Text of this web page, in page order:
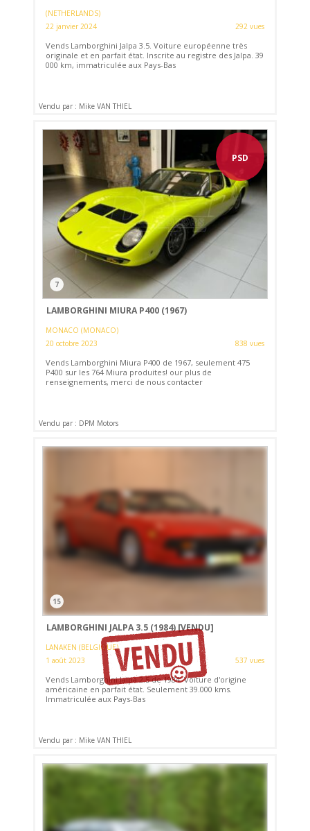
(NETHERLANDS)
22 janvier 2024
292 vues
Vends Lamborghini Jalpa 3.5. Voiture européenne très
originale et en parfait état. Inscrite au registre des Jalpa. 39
000 km, immatriculée aux Pays-Bas
Vendu par : Mike VAN THIEL
PSD
7
LAMBORGHINI MIURA P400 (1967)
MONACO (MONACO)
20 octobre 2023
838 vues
Vends Lamborghini Miura P400 de 1967, seulement 475
P400 sur les 764 Miura produites! our plus de
renseignements, merci de nous contacter
Vendu par : DPM Motors
15
LAMBORGHINI JALPA 3.5 (1984)[VENDU]
LANAKEN (BELGIQUE)
1 août 2023
537 vues
Vends Lamborghini Jalpa 2.5 de 1984. Voiture d'origine
américaine en parfait état. Seulement 39.000 kms.
Immatriculée aux Pays-Bas
Vendu par : Mike VAN THIEL